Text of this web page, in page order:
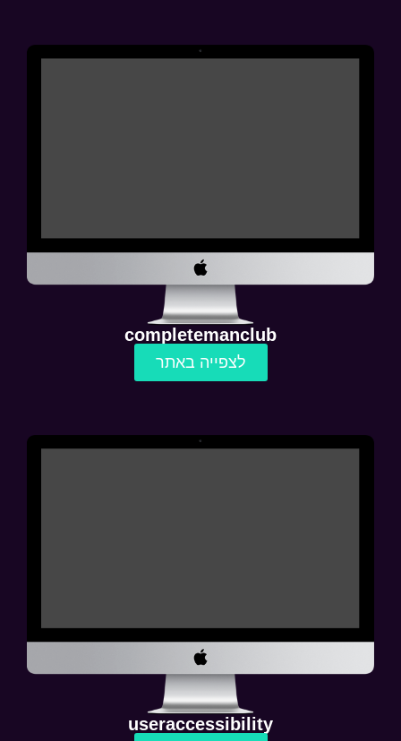
completemanclub
לצפייה באתר
useraccessibility